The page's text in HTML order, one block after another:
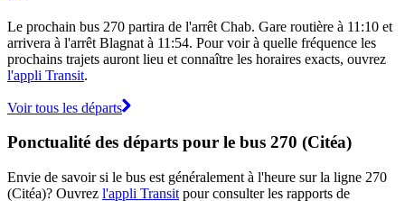
Le prochain bus 270 partira de l'arrêt Chab. Gare routière à 11:10 et
arrivera à l'arrêt Blagnat à 11:54. Pour voir à quelle fréquence les
prochains trajets auront lieu et connaître les horaires exacts, ouvrez
l'appli Transit.
Voir tous les départs
Ponctualité des départs pour le bus 270 (Citéa)
Envie de savoir si le bus est généralement à l'heure sur la ligne 270
(Citéa)? Ouvrez l'appli Transit pour consulter les rapports de